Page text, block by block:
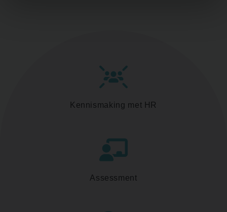
Kennismaking met HR
Assessment